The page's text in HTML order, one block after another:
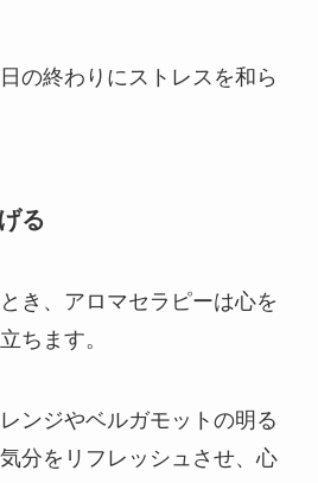
の終わりにストレスを和ら
る
き、アロマセラピーは心を
ちます。
ンジやベルガモットの明る
分をリフレッシュさせ、心